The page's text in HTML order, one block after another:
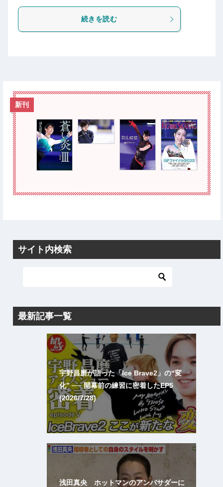
続きを読む
新刊
サイト内検索
最新記事一覧
宇野昌磨が語った「Ice Brave2」の“変
化” ── 開幕前の練習に密着したEP5
(2026/7/28)
浅田真央 ホットマンのアンバサダーに